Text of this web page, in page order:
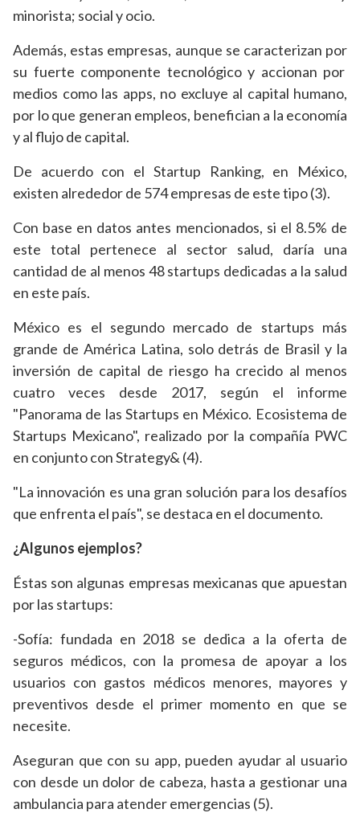
minorista; social y ocio.
Además, estas empresas, aunque se caracterizan por
su fuerte componente tecnológico y accionan por
medios como las apps, no excluye al capital humano,
por lo que generan empleos, benefician a la economía
y al flujo de capital.
De acuerdo con el Startup Ranking, en México,
existen alrededor de 574 empresas de este tipo (3).
Con base en datos antes mencionados, si el 8.5% de
este total pertenece al sector salud, daría una
cantidad de al menos 48 startups dedicadas a la salud
en este país.
México es el segundo mercado de startups más
grande de América Latina, solo detrás de Brasil y la
inversión de capital de riesgo ha crecido al menos
cuatro veces desde 2017, según el informe
"Panorama de las Startups en México. Ecosistema de
Startups Mexicano", realizado por la compañía PWC
en conjunto con Strategy& (4).
"La innovación es una gran solución para los desafíos
que enfrenta el país", se destaca en el documento.
¿Algunos ejemplos?
Éstas son algunas empresas mexicanas que apuestan
por las startups:
-Sofía: fundada en 2018 se dedica a la oferta de
seguros médicos, con la promesa de apoyar a los
usuarios con gastos médicos menores, mayores y
preventivos desde el primer momento en que se
necesite.
Aseguran que con su app, pueden ayudar al usuario
con desde un dolor de cabeza, hasta a gestionar una
ambulancia para atender emergencias (5).